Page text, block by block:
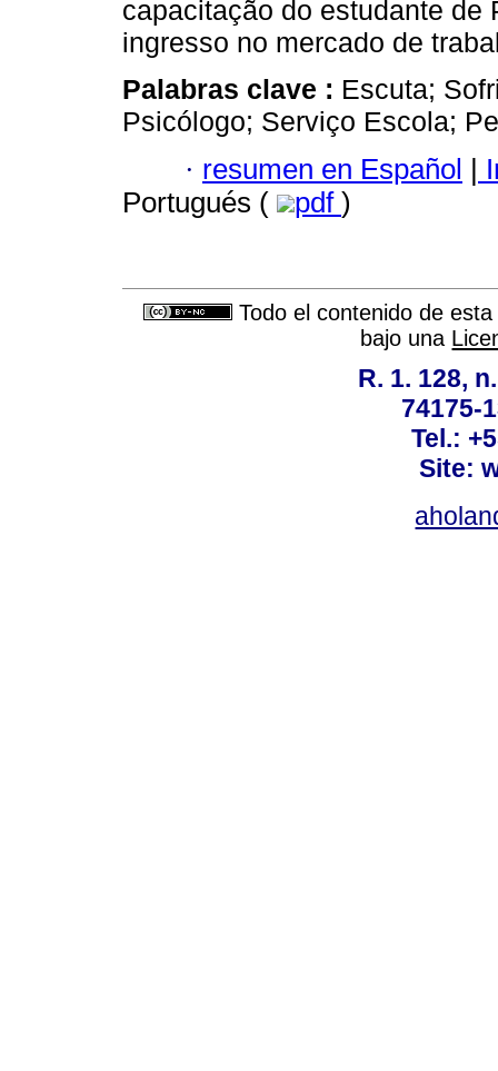
capacitação do estudante de
ingresso no mercado de
Palabras clave : Escuta;
Psicólogo; Serviço Escola;
· resumen en Español |
Portugués (
pdf )
Todo el contenido de
bajo una
R. 1. 128,
74175-
Tel.:
Site: